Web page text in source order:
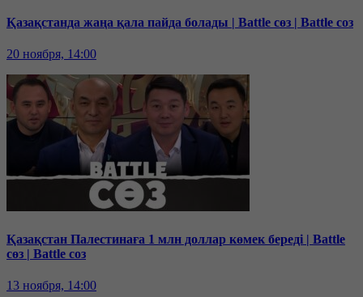
Қазақстанда жаңа қала пайда болады | Battle сөз | Battle соз
20 ноября, 14:00
Қазақстан Палестинаға 1 млн доллар көмек береді | Battle
сөз | Battle соз
13 ноября, 14:00